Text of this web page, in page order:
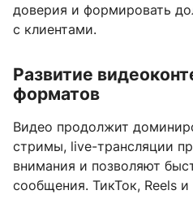
доверия и формировать
с клиентами.
Развитие
форматов
Видео продолжит
стримы, live-трансляции
внимания и позволяют
сообщения. ТикТок, Reels